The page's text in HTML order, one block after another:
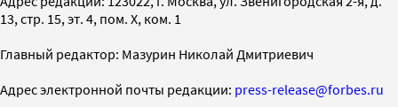
13, стр. 15, эт. 4, пом. X, ком. 1
Главный редактор: Мазурин Николай Дмитриевич
Адрес электронной почты редакции: press-release@forbes.ru